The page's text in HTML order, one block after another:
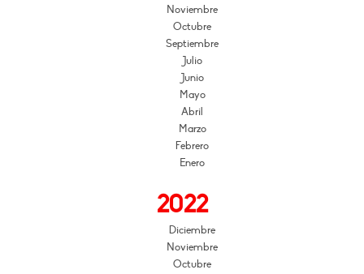
Noviembre
Octubre
Septiembre
Julio
Junio
Mayo
Abril
Marzo
Febrero
Enero
2022
Diciembre
Noviembre
Octubre